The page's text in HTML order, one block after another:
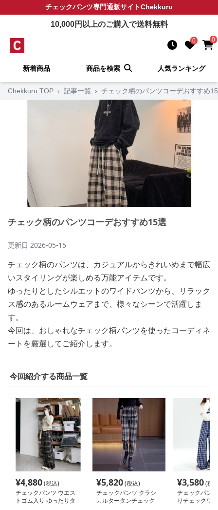
チェックパンツ専門通販サイトChekkuru
10,000円以上のご購入で送料無料
0 0
新着商品 商品を検索 人気ランキング
Chekkuru TOP › 記事一覧 › チェック柄のパンツコーデおすすめ
チェック柄のパンツコーデおすすめ15選
更新日 2026-05-15
チェック柄のパンツは、カジュアルからきれいめまで幅広
いスタイリングが楽しめる万能アイテムです。
ゆったりとしたシルエットのワイドパンツから、リラック
ス感のあるルームウェアまで、様々なシーンで活躍しま
す。
今回は、おしゃれなチェック柄パンツを使ったコーディネ
ートを厳選してご紹介します。
今回紹介する商品一覧
¥4,880(税込)
チェックパンツ ウエス
トゴム入り ゆったりタ
¥5,820(税込)
チェックパンツ クラシ
カルタータンチェック
¥3,580(税
チェックパン
りチェックワ